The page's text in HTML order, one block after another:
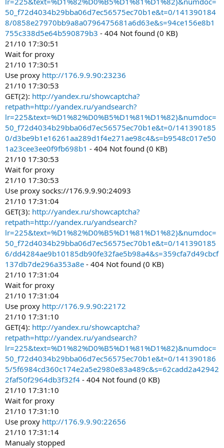
50_f72d4034b29bba06d7ec56575ec70b1e&t=0/141390184
8/0858e27970bb9a8a0796475681a6d63e&s=94ce156e8b1
755c338d5e64b590879b3 - 404 Not found (0 KB)
21/10 17:30:51
Wait for proxy
21/10 17:30:51
Use proxy http://176.9.9.90:23236
21/10 17:30:53
GET(2): http://yandex.ru/showcaptcha?
retpath=http://yandex.ru/yandsearch?
lr=225&text=%D1%82%D0%B5%D1%81%D1%82)&numdoc=
50_f72d4034b29bba06d7ec56575ec70b1e&t=0/141390185
0/d3be9b1e16261aa289d1f4e271ae98c4&s=b9548c017e50
1a23cee3ee0f9fb698b1 - 404 Not found (0 KB)
21/10 17:30:53
Wait for proxy
21/10 17:30:53
Use proxy socks://176.9.9.90:24093
21/10 17:31:04
GET(3): http://yandex.ru/showcaptcha?
retpath=http://yandex.ru/yandsearch?
lr=225&text=%D1%82%D0%B5%D1%81%D1%82)&numdoc=
50_f72d4034b29bba06d7ec56575ec70b1e&t=0/141390185
6/dd4284ae9b10185db90fe32fae5b98a4&s=359cfa7d49cbcf
137db7de296a353a8e - 404 Not found (0 KB)
21/10 17:31:04
Wait for proxy
21/10 17:31:04
Use proxy http://176.9.9.90:22172
21/10 17:31:10
GET(4): http://yandex.ru/showcaptcha?
retpath=http://yandex.ru/yandsearch?
lr=225&text=%D1%82%D0%B5%D1%81%D1%82)&numdoc=
50_f72d4034b29bba06d7ec56575ec70b1e&t=0/141390186
5/5f6984cd360c174e2a5e2980e83a489c&s=62cadd2a42942
2faf50f2964db3f32f4 - 404 Not found (0 KB)
21/10 17:31:10
Wait for proxy
21/10 17:31:10
Use proxy http://176.9.9.90:22656
21/10 17:31:14
Manualy stopped